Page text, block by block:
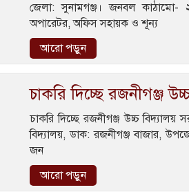
জেলা: সুনামগঞ্জ। জনবল কাঠামো-
অপারেটর, অফিস সহায়ক ও শূন্য
আরো পড়ুন
চাকরি দিচ্ছে রজনীগঞ্জ
চাকরি দিচ্ছে রজনীগঞ্জ উচ্চ
বিদ্যালয়, ডাক: রজনীগঞ্জ বাজার,
জন
আরো পড়ুন